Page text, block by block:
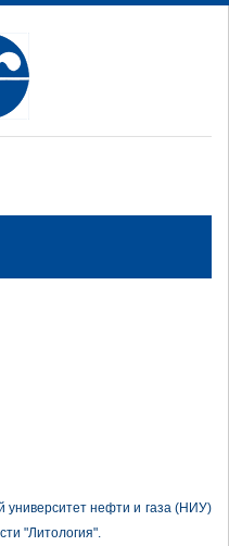
университет нефти и газа (НИУ)
"Литология".